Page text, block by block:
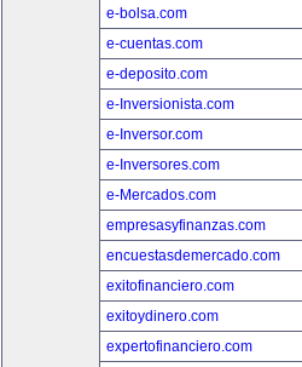
e-bolsa.com
e-cuentas.com
e-deposito.com
e-Inversionista.com
e-Inversor.com
e-Inversores.com
e-Mercados.com
empresasyfinanzas.com
encuestasdemercado.com
exitofinanciero.com
exitoydinero.com
expertofinanciero.com